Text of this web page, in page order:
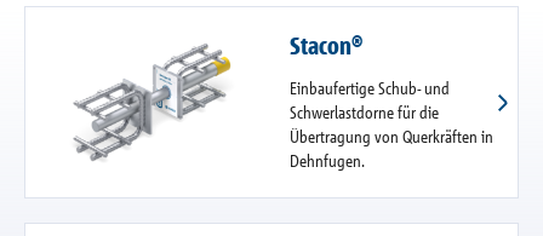
Stacon®
Einbaufertige Schub- und
Schwerlastdorne für die
Übertragung von Querkräften in
Dehnfugen.